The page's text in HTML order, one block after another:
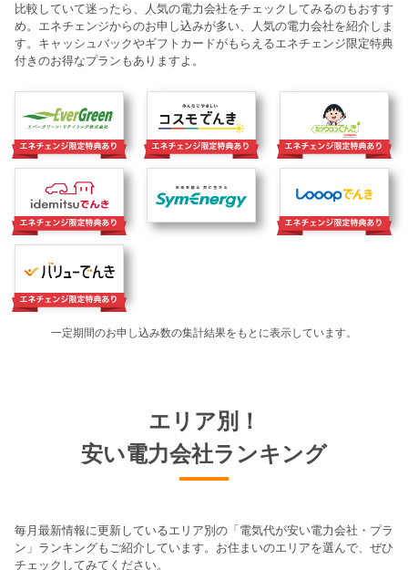
比較していて迷ったら、人気の電力会社をチェックしてみるのもおすす
め。エネチェンジからのお申し込みが多い、人気の電力会社を紹介しま
す。キャッシュバックやギフトカードがもらえるエネチェンジ限定特典
付きのお得なプランもありますよ。
一定期間のお申し込み数の集計結果をもとに表示しています。
エリア別！
安い電力会社ランキング
毎月最新情報に更新しているエリア別の「電気代が安い電力会社・プラ
ン」ランキングもご紹介しています。お住まいのエリアを選んで、ぜひ
チェックしてみてください。